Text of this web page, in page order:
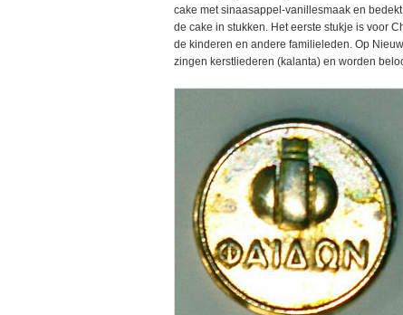
cake met sinaasappel-vanillesmaak en
de cake in stukken. Het eerste stukje is voor
de kinderen en andere familieleden. Op
zingen kerstliederen (kalanta) en worden